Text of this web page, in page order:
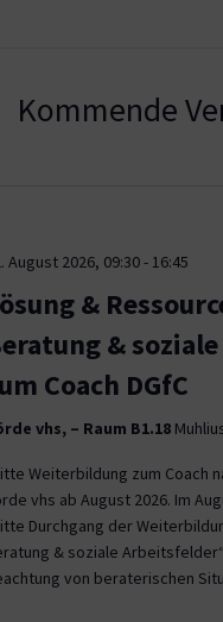
Kommende
August 2026, 09:30- 16:45
&
&
Coach DGfC
vhs, – Raum B1.18
Weiterbildung zum Coach
vhs ab August 2026. Im
Durchgang der
& soziale
von beraterischen